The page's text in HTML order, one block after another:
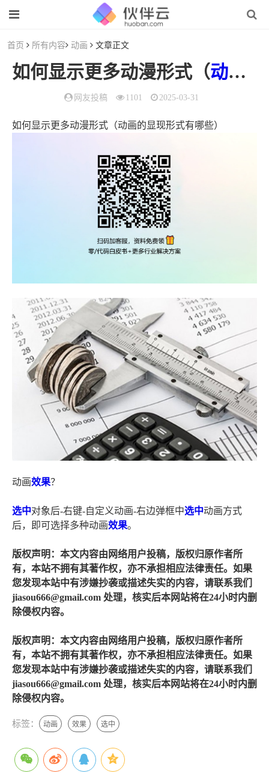
首页 所有内容 动画 文章正文
如何显示更多动漫形式（动画
网友投稿 1101 2025-03-31
如何显示更多动漫形式（动画的显现形式有哪些）
动画效果？
选中对象后-右键-自定义动画-右边弹框中选中动画方式
后，即可选择多种动画效果。
版权声明：本文内容由网络用户投稿，版权归原作者所
有，本站不拥有其著作权，亦不承担相应法律责任。如果
您发现本站中有涉嫌抄袭或描述失实的内容，请联系我们
jiasou666@gmail.com 处理，核实后本网站将在24小时内删
除侵权内容。
版权声明：本文内容由网络用户投稿，版权归原作者所
有，本站不拥有其著作权，亦不承担相应法律责任。如果
您发现本站中有涉嫌抄袭或描述失实的内容，请联系我们
jiasou666@gmail.com 处理，核实后本网站将在24小时内删
除侵权内容。
标签： 动画 效果 选中